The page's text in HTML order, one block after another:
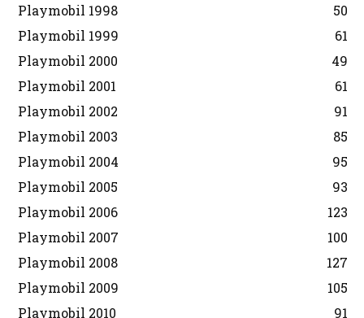
Playmobil 1998
50
Playmobil 1999
61
Playmobil 2000
49
Playmobil 2001
61
Playmobil 2002
91
Playmobil 2003
85
Playmobil 2004
95
Playmobil 2005
93
Playmobil 2006
123
Playmobil 2007
100
Playmobil 2008
127
Playmobil 2009
105
Playmobil 2010
91